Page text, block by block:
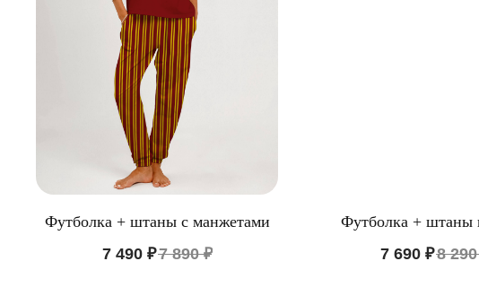
Футболка + штаны с манжетами
7 490 ₽7 890 ₽
Футболка + штаны
7 690 ₽8 290
Пижамы из хлопка